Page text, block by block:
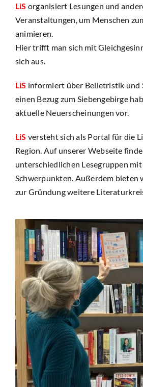
Suche
nach:
LiS organisiert Lesungen und
Veranstaltungen, um Menschen
animieren.
Hier trifft man sich mit
sich aus.
LiS informiert über Belletristik und
einen Bezug zum Siebengebirge
aktuelle Neuerscheinungen vor.
LiS versteht sich als Portal für die
Region. Auf unserer Webseite
unterschiedlichen Lesegruppen
Schwerpunkten. Außerdem
zur Gründung weitere